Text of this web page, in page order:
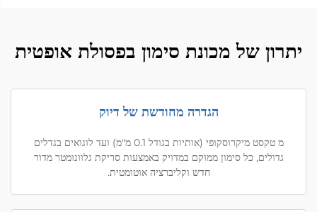
יתרון של מכונת סימון בפסולת אופטית
הגדרה מחודשת של דיוק
מ טקסט מיקרוסקופי (אותיות בגודל 0.1 מ"מ) ועד לוגואים בגדלים
גדולים, כל סימון ממוקם במדויק באמצעות סריקת גלוונומטר מדור
חדש וקליברציה אוטומטית.